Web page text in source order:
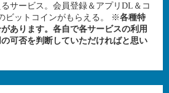
サービス。会員登録＆アプリDL＆コ
ビットコインがもらえる。 ※各種特
あります。各自で各サービスの利用
可否を判断していただければと思い